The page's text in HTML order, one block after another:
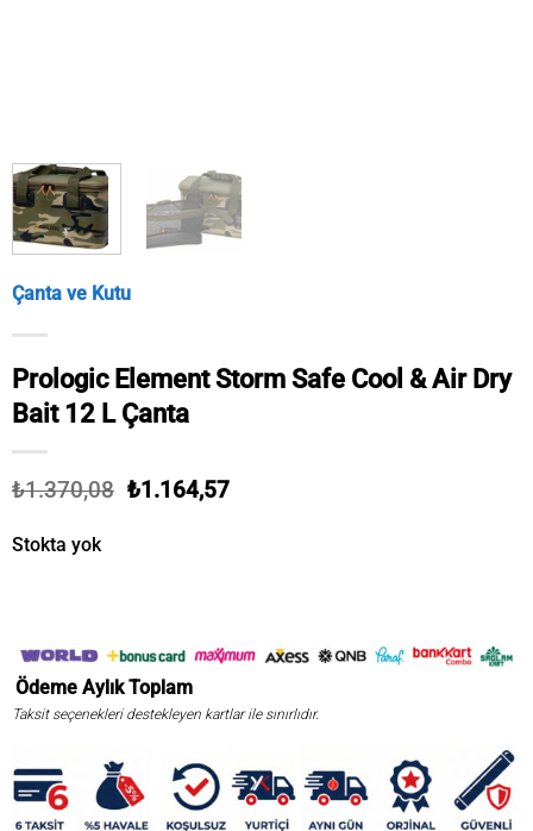
Çanta ve Kutu
Prologic Element Storm Safe Cool & Air Dry
Bait 12 L Çanta
₺1.370,08 Orijinal
₺1.164,57Şu
Stokta yok
Ödeme Aylık Toplam
Taksit seçenekleri destekleyen kartlar ile sınırlıdır.